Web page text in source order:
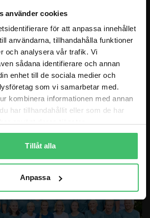
använder cookies
för att anpassa innehållet
användarna, tillhandahålla funktioner
och analysera vår trafik. Vi
sådana identifierare och annan
enhet till de sociala medier och
som vi samarbetar med.
kombinera informationen med annan
har tillhandahållit eller som de har
Tillåt alla
Anpassa
BUTIK
MITT KONTO
KONTAKT
26C, 41756 Göteborg